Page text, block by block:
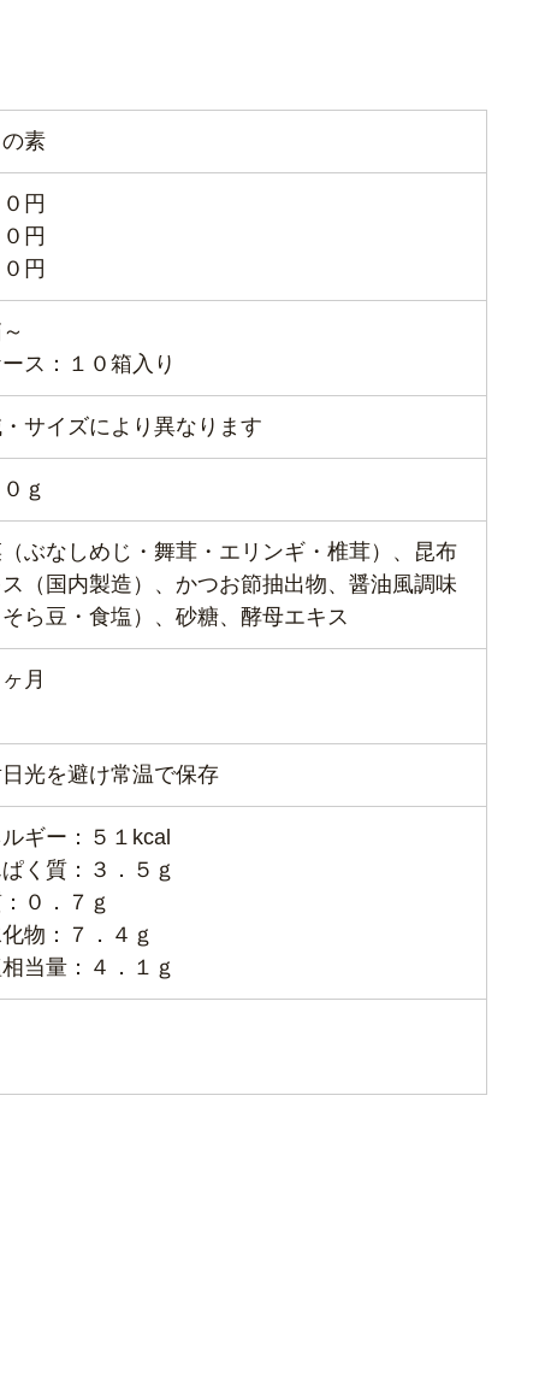
素
円
円
円
ース：１０箱入り
サイズにより異なります
ｇ
ぶなしめじ・舞茸・エリンギ・椎茸）、昆布
（国内製造）、かつお節抽出物、醤油風調味
ら豆・食塩）、砂糖、酵母エキス
月
光を避け常温で保存
ギー：５１kcal
く質：３．５ｇ
０．７ｇ
物：７．４ｇ
当量：４．１ｇ